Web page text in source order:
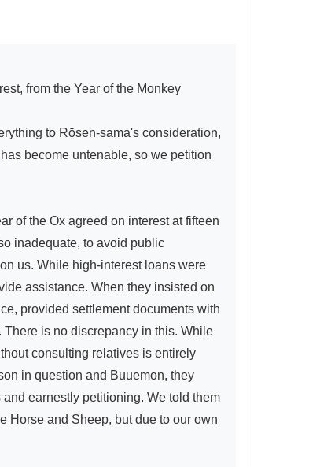
to Rōsen-sama's consideration,
become untenable, so we petition
of the Ox agreed on interest at fifteen
inadequate, to avoid public
us. While high-interest loans were
assistance. When they insisted on
provided settlement documents with
There is no discrepancy in this. While
consulting relatives is entirely
in question and Buuemon, they
earnestly petitioning. We told them
Horse and Sheep, but due to our own